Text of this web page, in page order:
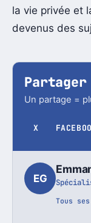
la vie privée et
devenus des
Un partage =
X
EG
Tous